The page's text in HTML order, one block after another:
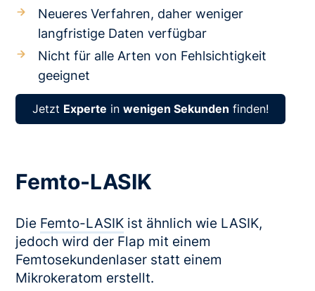
Neueres Verfahren, daher weniger
langfristige Daten verfügbar
Nicht für alle Arten von Fehlsichtigkeit
geeignet
Jetzt Experte inwenigen Sekunden finden!
Femto-LASIK
Die Femto-LASIK ist ähnlich wie LASIK,
jedoch wird der Flap mit einem
Femtosekundenlaser statt einem
Mikrokeratom erstellt.